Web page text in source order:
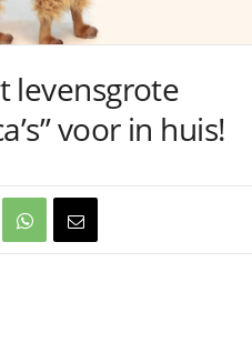
levensgrote
voor in huis!